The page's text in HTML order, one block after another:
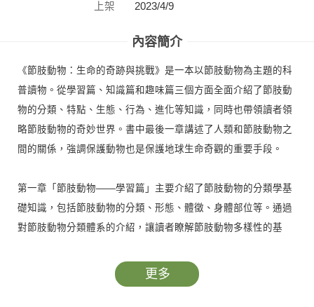
上架
2023/4/9
內容簡介
《節肢動物：生命的奇跡與挑戰》是一本以節肢動物為主題的科
普讀物。從學習篇、知識篇和趣味篇三個方面全面介紹了節肢動
物的分類、特點、生態、行為、進化等知識，同時也帶領讀者領
略節肢動物的奇妙世界。書中最後一章講述了人類和節肢動物之
間的關係，強調保護動物也是保護地球生命奇觀的重要手段。
第一章「節肢動物——學習篇」主要介紹了節肢動物的分類學基
礎知識，包括節肢動物的分類、形態、體徵、身體部位等。通過
對節肢動物分類體系的介紹，讓讀者瞭解節肢動物多樣性的基
第二章「節肢動物——知識篇」介紹了節肢動物的特點和生態，
更多